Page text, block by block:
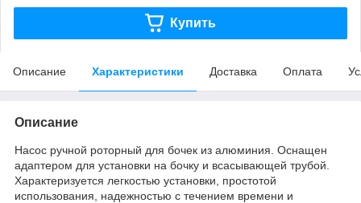
Купить
Описание Характеристики Доставка Оплата
Описание
Насос ручной роторный для бочек из алюминия. Оснащен
адаптером для установки на бочку и всасывающей трубой.
Характеризуется легкостью установки, простотой
использования, надежностью с течением времени и